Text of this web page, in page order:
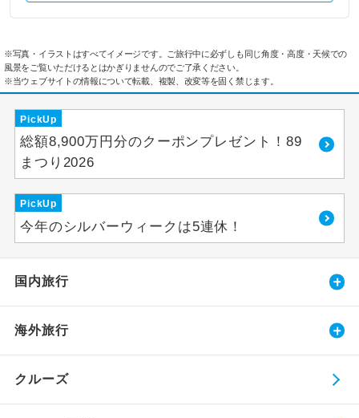
※写真・イラストはすべてイメージです。ご旅行中に必ずしも同じ角度・高度・天候での
風景をご覧いただけるとはかぎりませんのでご了承ください。
※当ウェブサイトの情報について転載、複製、改変等を固く禁じます。
PickUp
総額8,900万円分のクーポンプレゼント！89
まつり2026
PickUp
今年のシルバーウィークは5連休！
国内旅行
海外旅行
クルーズ